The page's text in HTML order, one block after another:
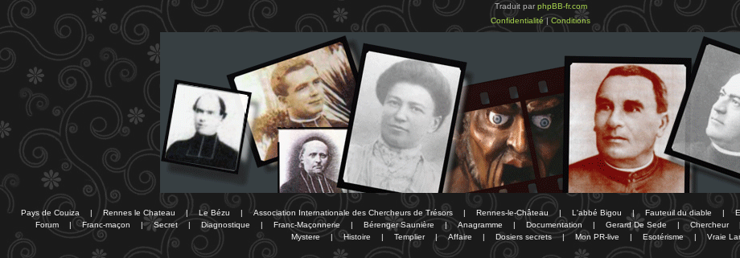
Traduit par phpBB-fr.com
Confidentialité|Conditions
Pays de Couiza | Rennes le Chateau | Le Bézu | Association Internationale des Chercheurs de Trésors | Rennes-le-Château | L'abbé Bigou | Fauteuil du diable |
Forum
| Franc-maçon | Secret | Diagnostique | Franc-Maçonnerie | Bérenger Saunière | Anagramme | Documentation | Gerard De Sede | Chercheur |
Mystere
| Histoire | Templier | Affaire | Dosiers secrets | Mon PR-live | Esotérisme | Vraie